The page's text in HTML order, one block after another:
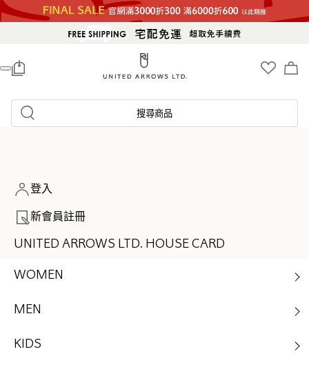
搜尋商品
登入
新會員註冊
UNITED ARROWS LTD. HOUSE CARD
WOMEN
MEN
KIDS